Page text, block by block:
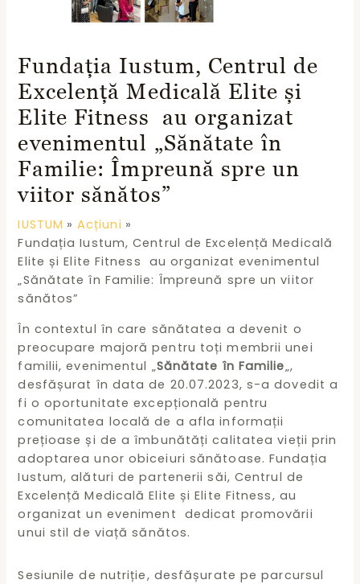
Fundația Iustum, Centrul de
Excelență Medicală Elite și
Elite Fitness au organizat
evenimentul „Sănătate în
Familie: Împreună spre un
viitor sănătos”
IUSTUM
Acțiuni
Fundația Iustum, Centrul de Excelență Medicală
Elite și Elite Fitness au organizat evenimentul
„Sănătate în Familie: Împreună spre un viitor
sănătos”
În contextul în care sănătatea a devenit o
preocupare majoră pentru toți membrii unei
familii, evenimentul „Sănătate în Familie„,
desfășurat în data de 20.07.2023, s-a dovedit a
fi o oportunitate excepțională pentru
comunitatea locală de a afla informații
prețioase și de a îmbunătăți calitatea vieții prin
adoptarea unor obiceiuri sănătoase. Fundația
Iustum, alături de partenerii săi, Centrul de
Excelență Medicală Elite și Elite Fitness, au
organizat un eveniment dedicat promovării
unui stil de viață sănătos.
Sesiunile de nutriție, desfășurate pe parcursul